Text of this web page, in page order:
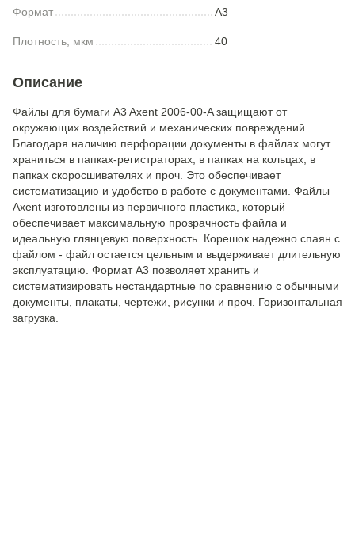
Формат A3
Плотность, мкм 40
Описание
Файлы для бумаги A3 Axent 2006-00-A защищают от
окружающих воздействий и механических повреждений.
Благодаря наличию перфорации документы в файлах могут
храниться в папках-регистраторах, в папках на кольцах, в
папках скоросшивателях и проч. Это обеспечивает
систематизацию и удобство в работе с документами. Файлы
Axent изготовлены из первичного пластика, который
обеспечивает максимальную прозрачность файла и
идеальную глянцевую поверхность. Корешок надежно спаян с
файлом - файл остается цельным и выдерживает длительную
эксплуатацию. Формат А3 позволяет хранить и
систематизировать нестандартные по сравнению с обычными
документы, плакаты, чертежи, рисунки и проч. Горизонтальная
загрузка.